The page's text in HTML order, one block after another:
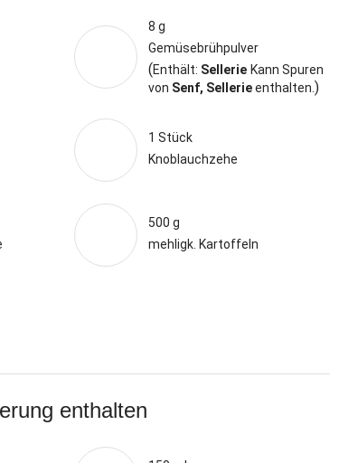
8 g
Gemüsebrühpulver
(Enthält: Sellerie Kann Spuren
von Senf, Sellerieenthalten. )
1 Stück
Knoblauchzehe
500 g
mehligk. Kartoffeln
enthalten